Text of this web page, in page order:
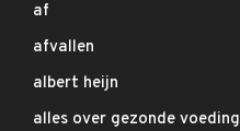
af
afvallen
albert heijn
alles over gezonde voeding